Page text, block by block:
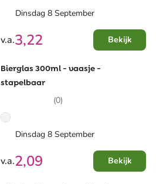
Dinsdag 8 September
v.a.3,22 Bekijk
Bierglas 300ml - vaasje -
stapelbaar
(0)
Dinsdag 8 September
v.a.2,09 Bekijk